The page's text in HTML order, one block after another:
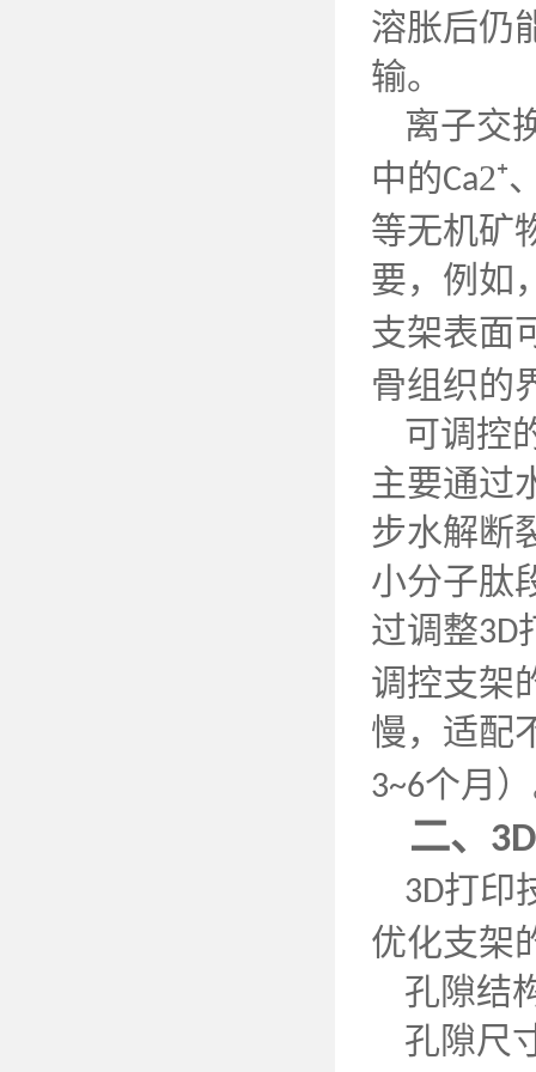
溶胀后仍
输。
离子交
中的Ca2⁺
等无机矿
要，例如
支架表面
骨组织的
可调控
主要通过
步水解断
小分子肽
过调整3D
调控支架
慢，适配
3~6个月
二、 3D
3D打印
优化支架
孔隙结
孔隙尺